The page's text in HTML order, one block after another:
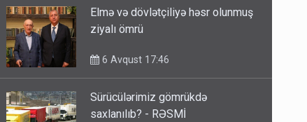
Elmə və dövlətçiliyə həsr olunmuş
ziyalı ömrü
6 Avqust 17:46
Sürücülərimiz gömrükdə
saxlanılıb? - RƏSMİ